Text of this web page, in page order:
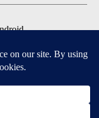
ID USA